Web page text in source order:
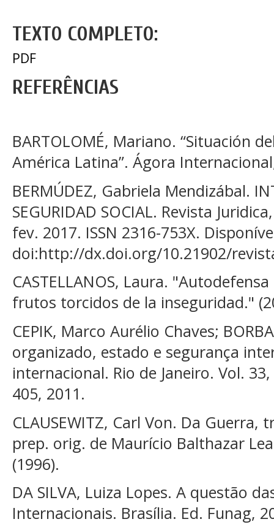
TEXTO COMPLETO:
PDF
REFERÊNCIAS
BARTOLOMÉ, Mariano. “Situación
América Latina”. Ágora
BERMÚDEZ, Gabriela Mendizábal.
SEGURIDAD SOCIAL. Revista
fev. 2017. ISSN 2316-753X.
doi:http://dx.doi.org/10.21902/
CASTELLANOS, Laura.
frutos torcidos de la inseguridad."
CEPIK, Marco Aurélio Chaves;
organizado, estado e segurança
internacional. Rio de Janeiro. Vol.
405, 2011.
CLAUSEWITZ, Carl Von. Da Guerra,
prep. orig. de Maurício Balthazar
(1996).
DA SILVA, Luiza Lopes. A questão
Internacionais. Brasília. Ed. Funag,